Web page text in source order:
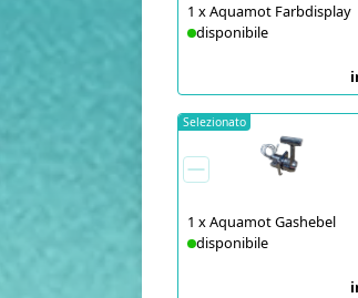
1 xAquamot Farbdisplay
disponibile
1 xAquamot Gashebel
disponibile
Selezionato